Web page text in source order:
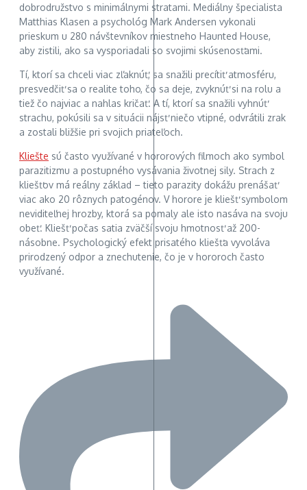
dobrodružstvo s minimálnymi stratami. Mediálny špecialista
Matthias Klasen a psychológ Mark Andersen vykonali
prieskum u 280 návštevníkov miestneho Haunted House,
aby zistili, ako sa vysporiadali so svojimi skúsenosťami.
Tí, ktorí sa chceli viac zľaknúť, sa snažili precítiť atmosféru,
presvedčiť sa o realite toho, čo sa deje, zvyknúť si na rolu a
tiež čo najviac a nahlas kričať. A tí, ktorí sa snažili vyhnúť
strachu, pokúsili sa v situácii nájsť niečo vtipné, odvrátili zrak
a zostali bližšie pri svojich priateľoch.
Kliešte sú často využívané v hororových filmoch ako symbol
parazitizmu a postupného vysávania životnej sily. Strach z
kliešťov má reálny základ – tieto parazity dokážu prenášať
viac ako 20 rôznych patogénov. V horore je kliešť symbolom
neviditeľnej hrozby, ktorá sa pomaly ale isto nasáva na svoju
obeť. Kliešť počas satia zväčší svoju hmotnosť až 200-
násobne. Psychologický efekt prisatého kliešťa vyvoláva
prirodzený odpor a znechutenie, čo je v hororoch často
využívané.